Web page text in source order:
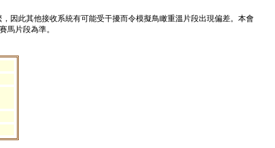
因此其他接收系統有可能受干擾而令模擬鳥瞰重溫片段出現偏差。本會
馬片段為準。